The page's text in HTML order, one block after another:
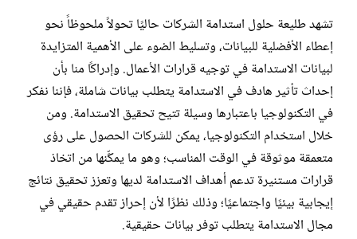
تشهد طليعة حلول استدامة الشركات حاليًا تحولاً ملحوظاً نحو
إعطاء الأفضلية للبيانات، وتسليط الضوء على الأهمية المتزايدة
لبيانات الاستدامة في توجيه قرارات الأعمال. وإدراكًا منا بأن
إحداث تأثير هادف في الاستدامة يتطلب بيانات شاملة، فإننا نفكر
في التكنولوجيا باعتبارها وسيلة تتيح تحقيق الاستدامة. ومن
خلال استخدام التكنولوجيا، يمكن للشركات الحصول على رؤى
متعمقة موثوقة في الوقت المناسب؛ وهو ما يمكِّنها من اتخاذ
قرارات مستنيرة تدعم أهداف الاستدامة لديها وتعزز تحقيق نتائج
إيجابية بيئيًا واجتماعيًا؛ وذلك نظرًا لأن إحراز تقدم حقيقي في
مجال الاستدامة يتطلب توفر بيانات حقيقية.